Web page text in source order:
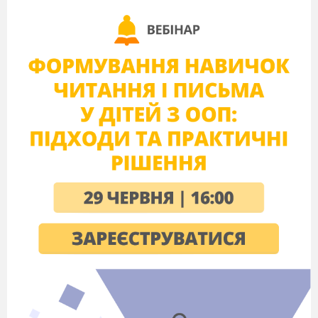
У світі стільки є загадок і краси,
Відразу просто не збагнути…
А ти тепло й любов у світ неси,
Щоб добрим і потрібним бути.
Привітаймо Сонечко.
Здрастуй, дороге!
Привітаймо Квіточку.
Хай вона росте!
Привітаймо Дощик.
Лийся, мов з відра!
Привітаймо друзів всіх.
Зичимо добра!
Другу руку простягни,
Посмішку усім пошли.
Добрий ранок!
Добрий день!
Нашу зустріч розпочнем!